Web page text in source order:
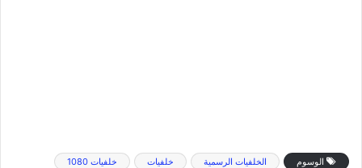
الوسوم الخلفيات الرسمية خلفيات
خلفيات 1080